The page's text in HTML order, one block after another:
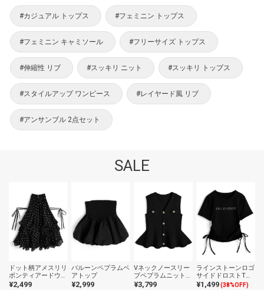
#カジュアル トップス #フェミニン トップス
#フェミニン キャミソール #フリーサイズ トップス
#伸縮性 リブ #スッキリ ニット #スッキリ トップス
#スタイルアップ ワンピース #レイヤード風 リブ
#アンサンブル 2点セット
SALE
ドット柄アメスリリ
ボンティアードウェ
ーブフリルブラウス
¥2,499
バルーンペプラムベ
アトップ
¥2,999
Vネックノースリー
ブペプラムニットト
ップス
¥3,799
ラインストーンロゴ
サイドドロストTシ
ャツ
¥1,499(38%OFF)